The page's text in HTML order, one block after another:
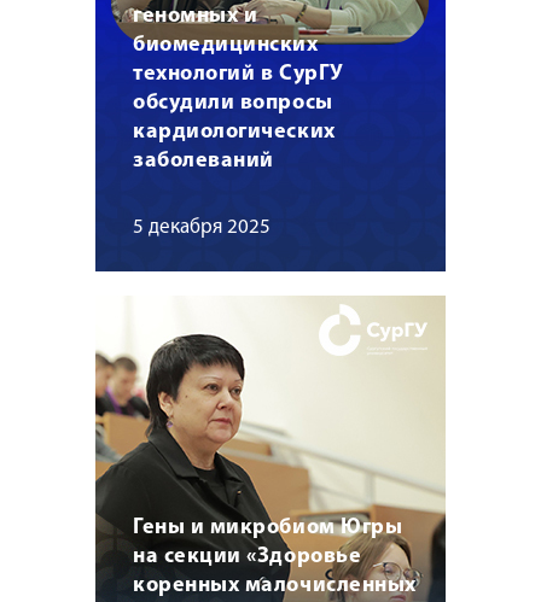
геномных и
биомедицинских
технологий в СурГУ
обсудили вопросы
кардиологических
заболеваний
5 декабря 2025
Гены и микробиом Югры
на секции «Здоровье
коренных малочисленных